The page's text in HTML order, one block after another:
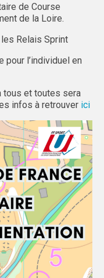
de Course
de la Loire.
Relais Sprint
pour l’individuel en
tous et toutes sera
infos à retrouver ici